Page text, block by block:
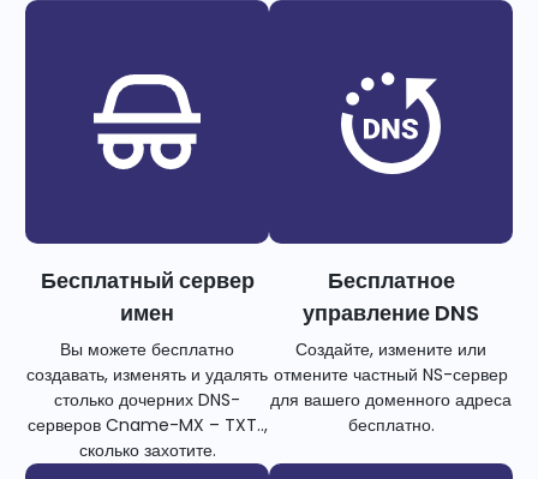
Бесплатный сервер
имен
Вы можете бесплатно
создавать, изменять и удалять
столько дочерних DNS-
серверов Cname-MX – TXT..,
сколько захотите.
Бесплатное
управление DNS
Создайте, измените или
отмените частный NS-сервер
для вашего доменного адреса
бесплатно.